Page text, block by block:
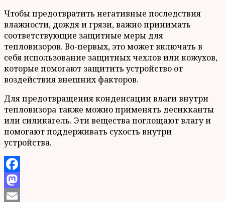
Чтобы предотвратить негативные последствия
влажности, дождя и грязи, важно принимать
соответствующие защитные меры для
тепловизоров. Во-первых, это может включать в
себя использование защитных чехлов или кожухов,
которые помогают защитить устройство от
воздействия внешних факторов.
Для предотвращения конденсации влаги внутри
тепловизора также можно применять десикканты
или силикагель. Эти вещества поглощают влагу и
помогают поддерживать сухость внутри
устройства.
Facebook
Mastodon